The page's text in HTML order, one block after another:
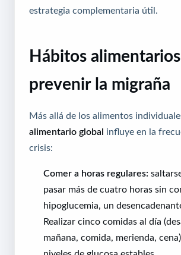
estrategia complementaria útil.
Hábitos
prevenir la migraña
Más allá de los alimentos
alimentario global influye en la
crisis:
Comer a horas regulares:
pasar más de cuatro horas sin
hipoglucemia, un
Realizar cinco comidas al día
mañana, comida, merienda,